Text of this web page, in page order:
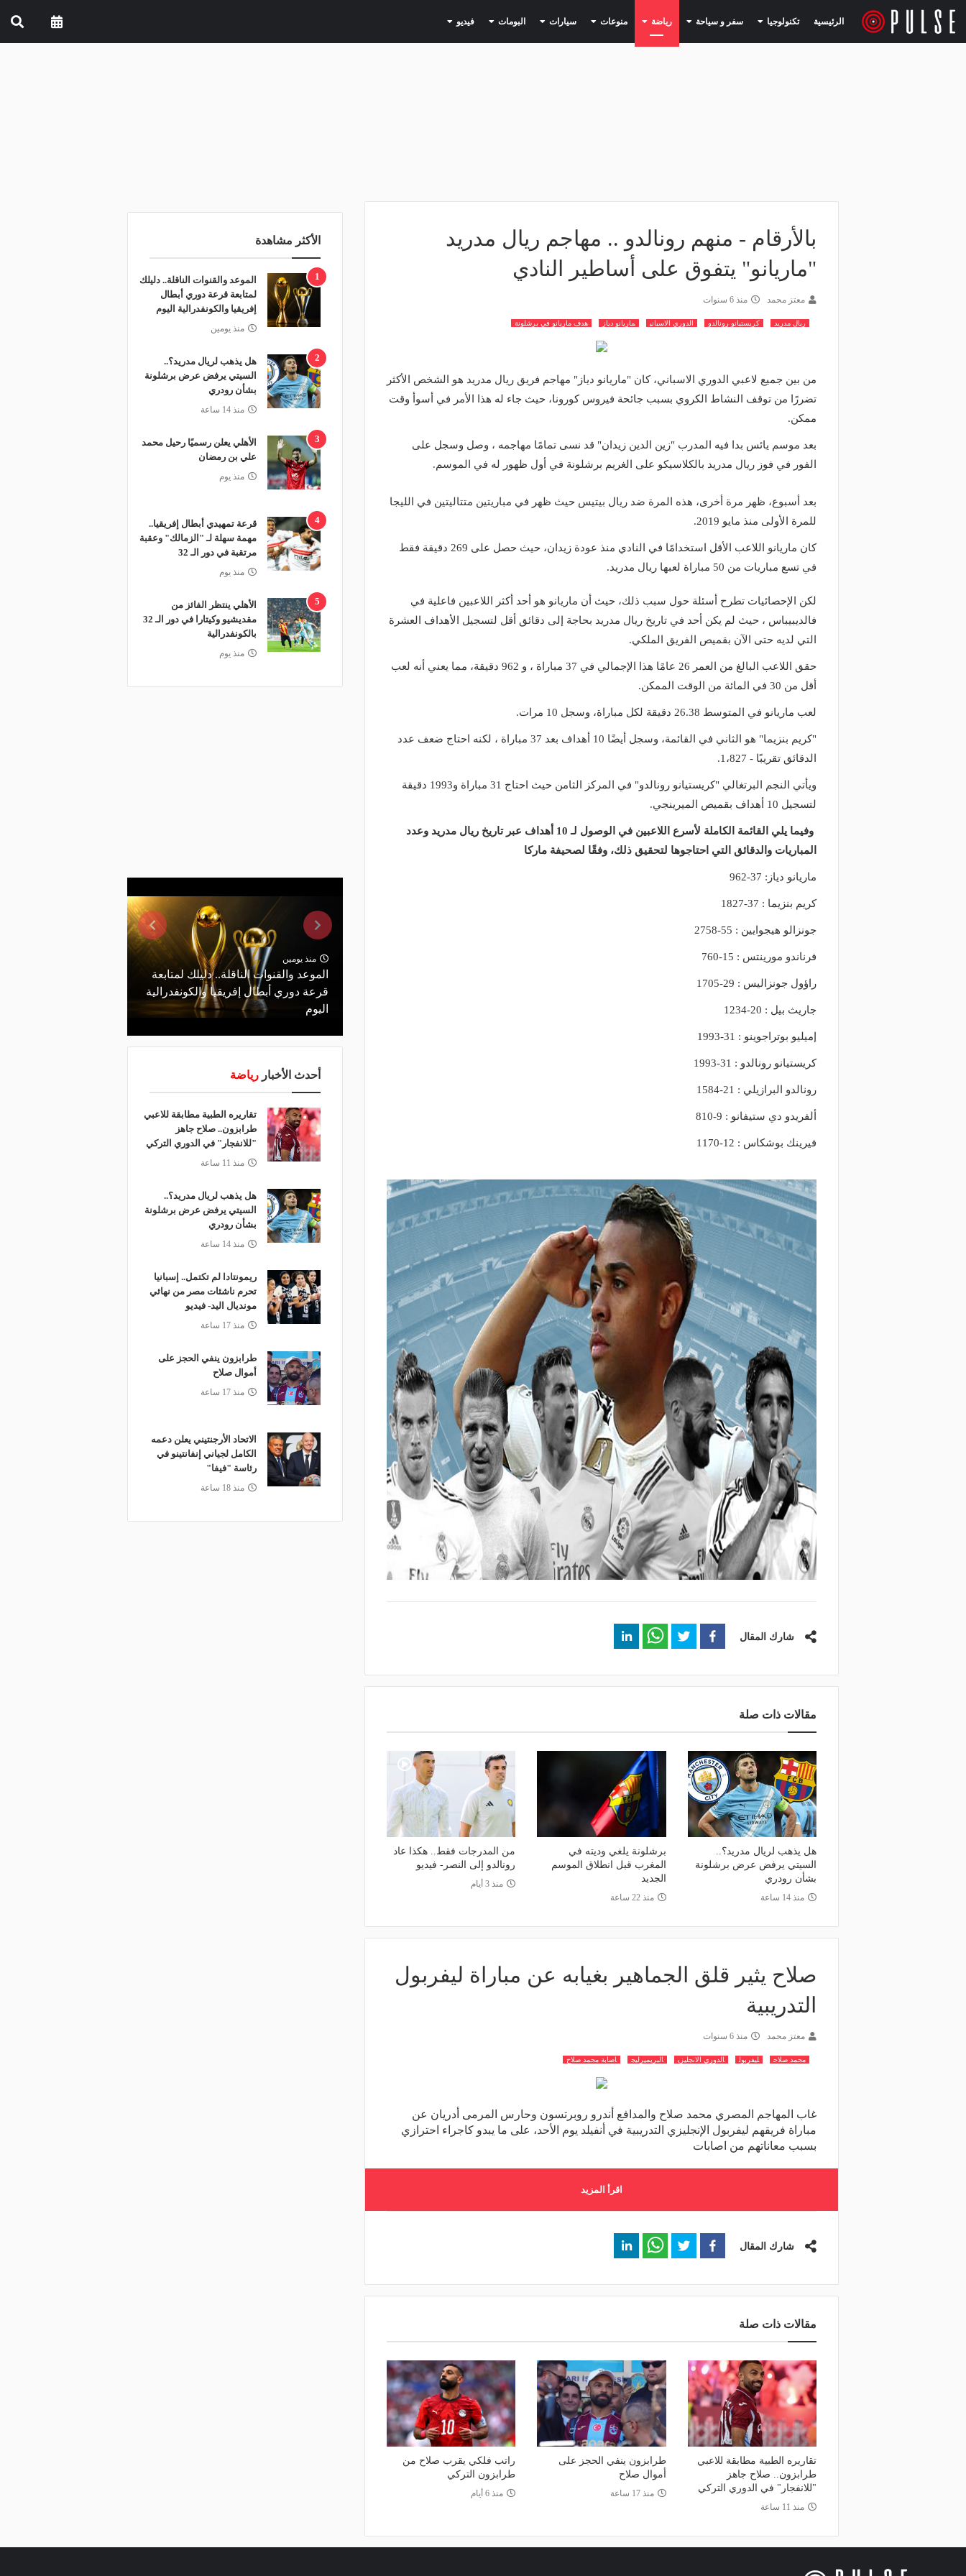
الرئيسية تكنولوجيا (current) سفر و سياحة (current) رياضة (current) منوعات (current) سيارات (current) البومات (current) فيديو (current)
بالأرقام - منهم رونالدو .. مهاجم ريال مدريد
"ماريانو" يتفوق على أساطير النادي
معتز محمد منذ 6 سنوات
ريال مدريد كريستيانو رونالدو الدوري الاسباني ماريانو دياز هدف ماريانو في برشلونة
من بين جميع لاعبي الدوري الاسباني، كان "ماريانو دياز" مهاجم فريق ريال مدريد هو الشخص الأكثر
تضررًا من توقف النشاط الكروي بسبب جائحة فيروس كورونا، حيث جاء له هذا الأمر في أسوأ وقت
ممكن.
بعد موسم يائس بدا فيه المدرب "زين الدين زيدان" قد نسى تمامًا مهاجمه ، وصل وسجل على
الفور في فوز ريال مدريد بالكلاسيكو على الغريم برشلونة في أول ظهور له في الموسم.
بعد أسبوع، ظهر مرة أخرى، هذه المرة ضد ريال بيتيس حيث ظهر في مباريتين متتاليتين في الليجا
للمرة الأولى منذ مايو 2019.
كان ماريانو اللاعب الأقل استخدامًا في النادي منذ عودة زيدان، حيث حصل على 269 دقيقة فقط
في تسع مباريات من 50 مباراة لعبها ريال مدريد.
لكن الإحصائيات تطرح أسئلة حول سبب ذلك، حيث أن ماريانو هو أحد أكثر اللاعبين فاعلية في
فالديبيباس ، حيث لم يكن أحد في تاريخ ريال مدريد بحاجة إلى دقائق أقل لتسجيل الأهداف العشرة
التي لديه حتى الآن بقميص الفريق الملكي.
حقق اللاعب البالغ من العمر 26 عامًا هذا الإجمالي في 37 مباراة ، و 962 دقيقة، مما يعني أنه لعب
أقل من 30 في المائة من الوقت الممكن.
لعب ماريانو في المتوسط 26.38 دقيقة لكل مباراة، وسجل 10 مرات.
"كريم بنزيما" هو الثاني في القائمة، وسجل أيضًا 10 أهداف بعد 37 مباراة ، لكنه احتاج ضعف عدد
الدقائق تقريبًا - 1،827.
ويأتي النجم البرتغالي "كريستيانو رونالدو" في المركز الثامن حيث احتاج 31 مباراة و1993 دقيقة
لتسجيل 10 أهداف بقميص الميرينجي.
وفيما يلي القائمة الكاملة لأسرع اللاعبين في الوصول لـ 10 أهداف عبر تاريخ ريال مدريد وعدد
المباريات والدقائق التي احتاجوها لتحقيق ذلك، وفقًا لصحيفة ماركا
ماريانو دياز: 37-962
كريم بنزيما : 37-1827
جونزالو هيجوايين : 55-2758
فرناندو مورينتس : 15-760
راؤول جونزاليس : 29-1705
جاريث بيل : 20-1234
إميليو بوتراجوينو : 31-1993
كريستيانو رونالدو : 31-1993
رونالدو البرازيلي : 21-1584
ألفريدو دي ستيفانو : 9-810
فيرينك بوشكاس : 12-1170
شارك المقال
مقالات ذات صلة
هل يذهب لريال مدريد؟..
السيتي يرفض عرض برشلونة
بشأن رودري
منذ 14 ساعة
برشلونة يلغي وديته في
المغرب قبل انطلاق الموسم
الجديد
منذ 22 ساعة
من المدرجات فقط.. هكذا عاد
رونالدو إلى النصر- فيديو
منذ 3 أيام
صلاح يثير قلق الجماهير بغيابه عن مباراة ليفربول
التدريبية
معتز محمد منذ 6 سنوات
محمد صلاح ليفربول الدوري الانجليزي البريميرليج اصابة محمد صلاح
غاب المهاجم المصري محمد صلاح والمدافع أندرو روبرتسون وحارس المرمى أدريان عن
مباراة فريقهم ليفربول الإنجليزي التدريبية في أنفيلد يوم الأحد، على ما يبدو كاجراء احترازي
بسبب معاناتهم من اصابات
اقرأ المزيد
شارك المقال
مقالات ذات صلة
تقاريره الطبية مطابقة للاعبي
طرابزون.. صلاح جاهز
"للانفجار" في الدوري التركي
منذ 11 ساعة
طرابزون ينفي الحجز على
أموال صلاح
منذ 17 ساعة
راتب فلكي يقرب صلاح من
طرابزون التركي
منذ 6 أيام
الأكثر مشاهدة
1
الموعد والقنوات الناقلة.. دليلك
لمتابعة قرعة دوري أبطال
إفريقيا والكونفدرالية اليوم
منذ يومين
2
هل يذهب لريال مدريد؟..
السيتي يرفض عرض برشلونة
بشأن رودري
منذ 14 ساعة
3
الأهلي يعلن رسميًا رحيل محمد
علي بن رمضان
منذ يوم
4
قرعة تمهيدي أبطال إفريقيا..
مهمة سهلة لـ "الزمالك" وعقبة
مرتقبة في دور الـ 32
منذ يوم
5
الأهلي ينتظر الفائز من
مقديشيو وكيتارا في دور الـ 32
بالكونفدرالية
منذ يوم
منذ يومين
الموعد والقنوات الناقلة.. دليلك لمتابعة
قرعة دوري أبطال إفريقيا والكونفدرالية
اليوم
الأهلي يعلن رسميًا رحيل محمد علي بن
رمضان
دوري أبطال إفريقيا والكونفدرالية
أحدث الأخبار رياضة
تقاريره الطبية مطابقة للاعبي
طرابزون.. صلاح جاهز
"للانفجار" في الدوري التركي
منذ 11 ساعة
هل يذهب لريال مدريد؟..
السيتي يرفض عرض برشلونة
بشأن رودري
منذ 14 ساعة
ريمونتادا لم تكتمل.. إسبانيا
تحرم ناشئات مصر من نهائي
مونديال اليد- فيديو
منذ 17 ساعة
طرابزون ينفي الحجز على
أموال صلاح
منذ 17 ساعة
الاتحاد الأرجنتيني يعلن دعمه
الكامل لجياني إنفانتينو في
رئاسة "فيفا"
منذ 18 ساعة